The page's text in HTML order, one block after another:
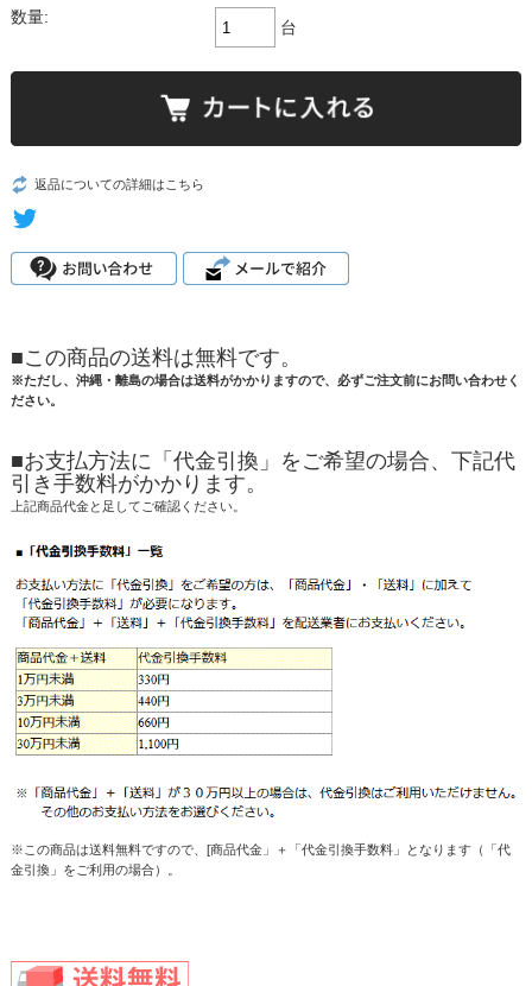
数量:
台
返品についての詳細はこちら
■この商品の送料は無料です。
※ただし、沖縄・離島の場合は送料がかかりますので、必ずご注文前にお問い合わせく
ださい。
■お支払方法に「代金引換」をご希望の場合、下記代
引き手数料がかかります。
上記商品代金と足してご確認ください。
※この商品は送料無料ですので、[商品代金」＋「代金引換手数料」となります（「代
金引換」をご利用の場合）。